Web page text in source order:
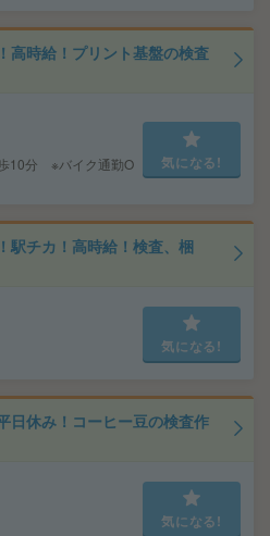
高時給！プリント基盤の検査
10分 ※バイク通勤O
気になる!
駅チカ！高時給！検査、梱
気になる!
日休み！コーヒー豆の検査作
気になる!